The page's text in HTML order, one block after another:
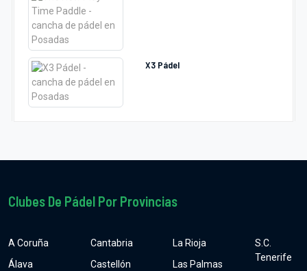
X3 Pádel
Clubes De Pádel Por Provincias
A Coruña
Álava
Cantabria
Castellón
La Rioja
Las Palmas
S.C.
Tenerife